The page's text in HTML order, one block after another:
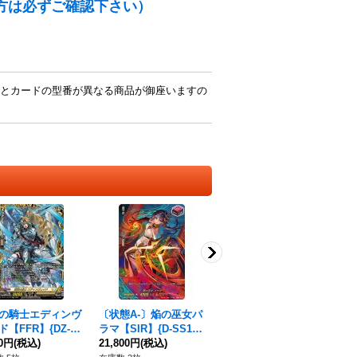
必ずご確認下さい）
カードの型番が異なる商品が御座いますの
騎士エディンヴ
【FFR】{DZ-B
《ケテル
円(税込)
〔状態A-〕焔の巫女パ
ラマ【SIR】{D-SS11/
SIR18}《ドラゴンエン
21,800円(税込)